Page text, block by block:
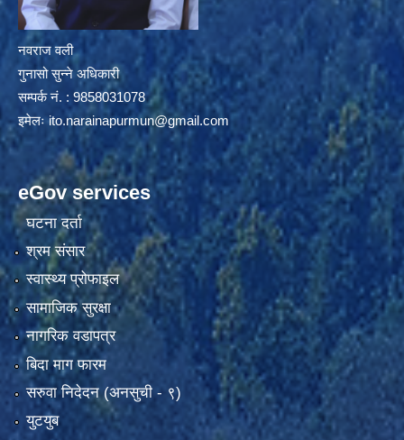
नवराज वली
गुनासो सुन्ने अधिकारी
सम्पर्क नं. : 9858031078
इमेलःito.narainapurmun@gmail.com
eGov services
घटना दर्ता
श्रम संसार
स्वास्थ्य प्रोफाइल
सामाजिक सुरक्षा
नागरिक वडापत्र
बिदा माग फारम
सरुवा निदेदन (अनसुची - ९)
युटयुब